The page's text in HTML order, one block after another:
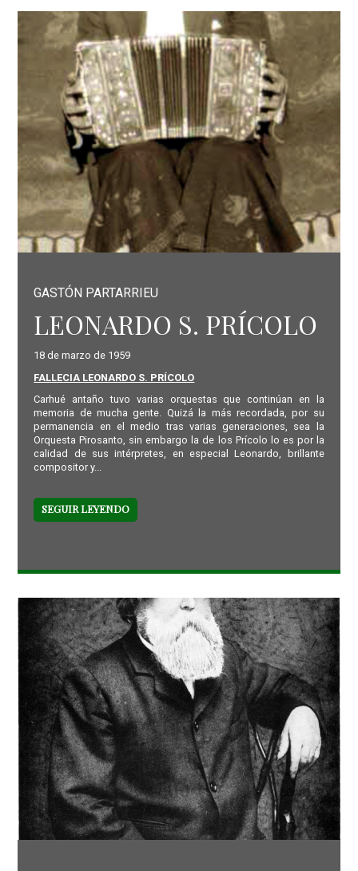
GASTÓN PARTARRIEU
LEONARDO S. PRÍCOLO
18 de marzo de 1959
FALLECIA LEONARDO S. PRÍCOLO
Carhué antaño tuvo varias orquestas que continúan en la
memoria de mucha gente. Quizá la más recordada, por su
permanencia en el medio tras varias generaciones, sea la
Orquesta Pirosanto, sin embargo la de los Prícolo lo es por la
calidad de sus intérpretes, en especial Leonardo, brillante
compositor y...
SEGUIR LEYENDO